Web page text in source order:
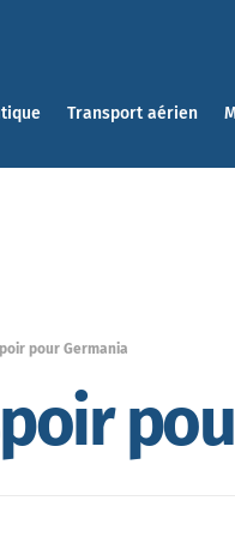
Transport aérien
pour Germania